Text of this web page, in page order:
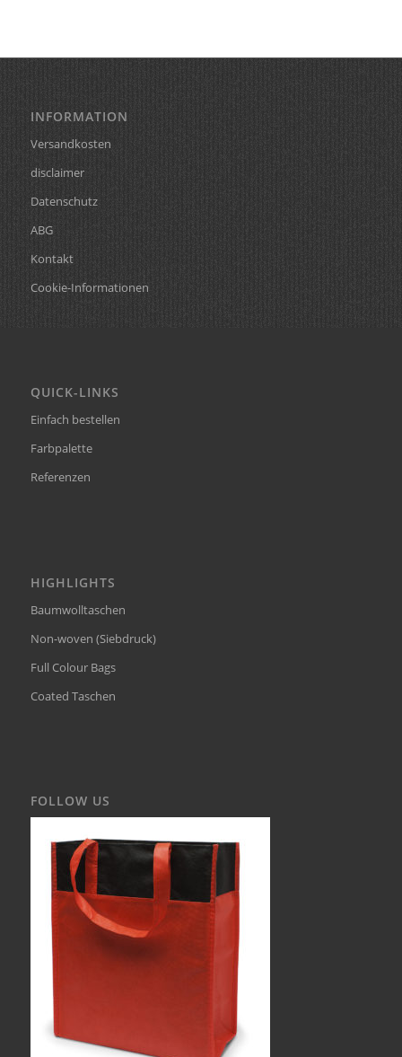
INFORMATION
Versandkosten
disclaimer
Datenschutz
ABG
Kontakt
Cookie-Informationen
QUICK-LINKS
Einfach bestellen
Farbpalette
Referenzen
HIGHLIGHTS
Baumwolltaschen
Non-woven (Siebdruck)
Full Colour Bags
Coated Taschen
FOLLOW US